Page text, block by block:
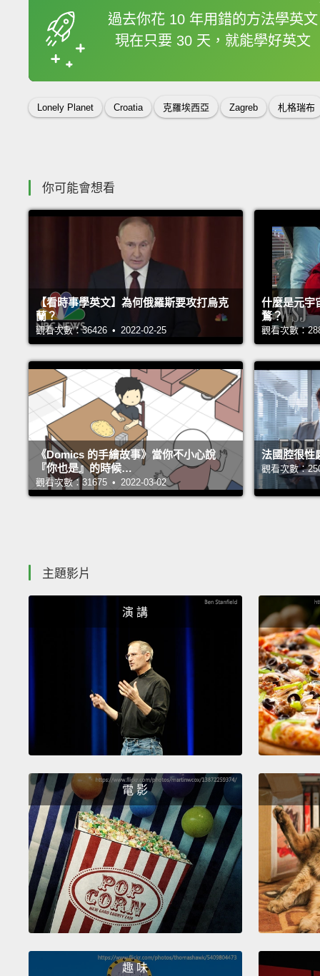
過去你花 10 年用錯的方法學英文
現在只要 30 天，就能學好英文
框選或點兩下字幕可
Lonely Planet Croatia 克羅埃西亞 Zagreb 札格瑞布
你可能會想看
【看時事學英文】為何俄羅斯要攻打烏克
蘭？
觀看次數：36426 • 2022-02-25
什麼是元宇
鶩？
觀看次數：
《Domics 的手繪故事》當你不小心說
『你也是』的時候…
觀看次數：31675 • 2022-03-02
法國腔很
觀看次數：
主題影片
演 講
電 影
趣 味